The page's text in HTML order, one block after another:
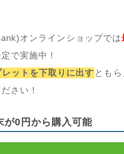
オンラインショップでは
で実施中！
ットを下取りに出す とも
さい！
が0円から購入可能